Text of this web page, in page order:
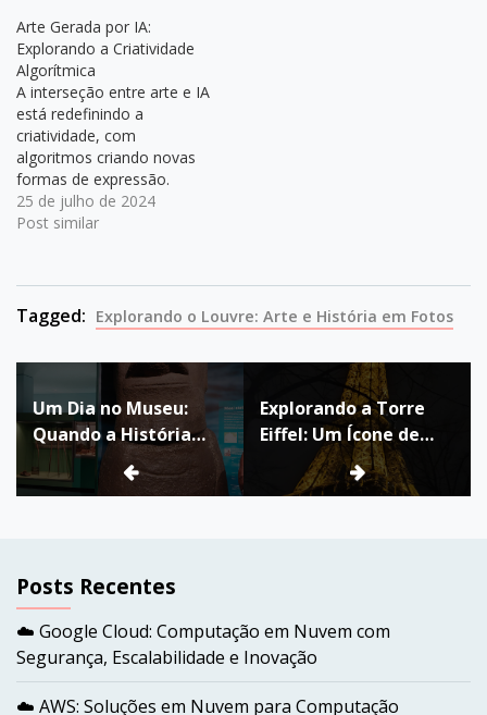
Arte Gerada por IA:
Explorando a Criatividade
Algorítmica
A interseção entre arte e IA
está redefinindo a
criatividade, com
algoritmos criando novas
formas de expressão.
Ferramentas como
Microsoft Copilot Designer
partir de prompts
detalhados.Arte Gerada por
IA: Explorando a
25 de julho de 2024
Post similar
Tagged: Explorando o Louvre: Arte e História em Fotos
Navegação
de
Post
Um Dia no Museu:
Quando a História
Ganha Vida
Explorando a Torre
Eiffel: Um Ícone de
Beleza e Engenharia
Posts Recentes
☁️ Google Cloud: Computação em Nuvem com
Segurança, Escalabilidade e Inovação
☁️ AWS: Soluções em Nuvem para Computação